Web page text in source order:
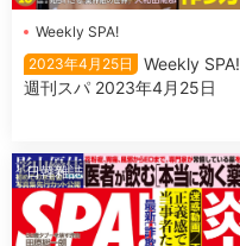
Weekly SPA!
2023年4月25日
Weekly SPA!
週刊スパ 2023年4月25日
日韓雜誌